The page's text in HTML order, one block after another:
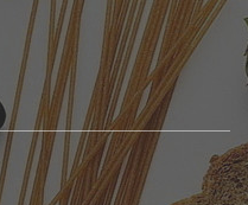
sorvetes